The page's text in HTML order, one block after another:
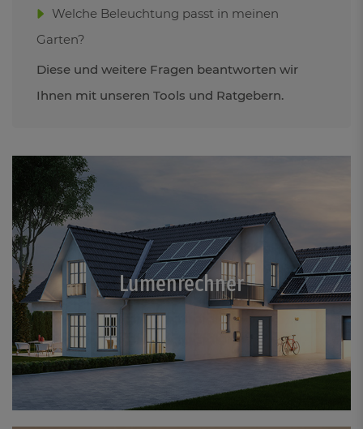
Welche Beleuchtung passt in meinen
Garten?
Diese und weitere Fragen beantworten wir
Ihnen mit unseren Tools und Ratgebern.
Lumenrechner